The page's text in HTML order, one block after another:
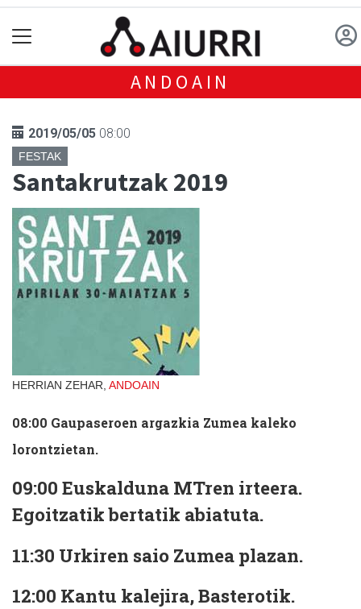
ANDOAIN
2019/05/05 08:00
FESTAK
Santakrutzak 2019
HERRIAN ZEHAR, ANDOAIN
08:00 Gaupaseroen argazkia Zumea kaleko
lorontzietan.
09:00 Euskalduna MTren irteera.
Egoitzatik bertatik abiatuta.
11:30 Urkiren saio Zumea plazan.
12:00 Kantu kalejira, Basterotik.